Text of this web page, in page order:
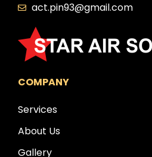
act.pin93@gmail.com
COMPANY
Services
About Us
Gallery